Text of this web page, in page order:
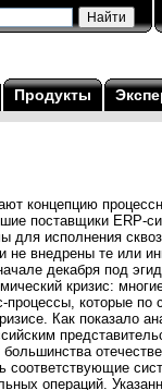
Продукты
концепцию
поставщики ERP-
исполнения
не внедрены те или
декабря под
кризис:
которые
Как показало
соответствующие
операций.